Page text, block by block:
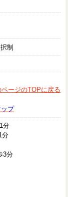
制
ージのTOPに戻る
プ
分
分
3分